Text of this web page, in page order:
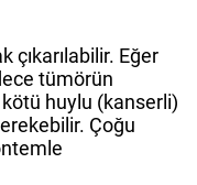
çıkarılabilir. Eğer
tümörün
kötü huylu (kanserli)
Çoğu